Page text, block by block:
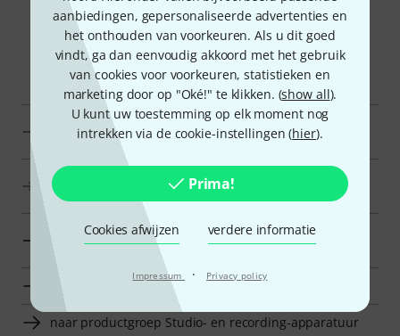
aanbiedingen, gepersonaliseerde advertenties en
het onthouden van voorkeuren. Als u dit goed
vindt, ga dan eenvoudig akkoord met het gebruik
van cookies voor voorkeuren, statistieken en
marketing door op "Oké!" te klikken. (show all).
U kunt uw toestemming op elk moment nog
intrekken via de cookie-instellingen (hier).
Prima!
Cookies afwijzen verdere informatie
Impressum · Privacy policy
Smart Navigator
Sonifex overige accessoires voor studio en recording in
een oogopslag
overige accessoires voor studio en recording in de
prijscategorie van 60 € - 80 € weergeven
naar productgroep overige accessoires voor studio en
recording
naar productgroep accessoires voor studio
naar productgroep Studio- en recording-apparatuur